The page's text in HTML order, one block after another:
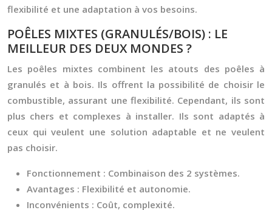
flexibilité et une adaptation à vos besoins.
POÊLES MIXTES (GRANULÉS/BOIS) : LE
MEILLEUR DES DEUX MONDES ?
Les poêles mixtes combinent les atouts des poêles à
granulés et à bois. Ils offrent la possibilité de choisir le
combustible, assurant une flexibilité. Cependant, ils sont
plus chers et complexes à installer. Ils sont adaptés à
ceux qui veulent une solution adaptable et ne veulent
pas choisir.
Fonctionnement : Combinaison des 2 systèmes.
Avantages : Flexibilité et autonomie.
Inconvénients : Coût, complexité.